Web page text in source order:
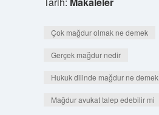
Çok mağdur olmak ne demek
Gerçek mağdur nedir
Hukuk dilinde mağdur ne demek
Mağdur avukat talep edebilir mi